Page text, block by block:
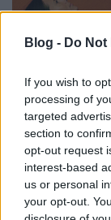
Blog - Do
If you wish to
processing of
targeted
section to
opt-out request
interest-based
us or personal
your opt-out.
2022
RRRecorder• 2022.
2022 ismét
olyannyira,